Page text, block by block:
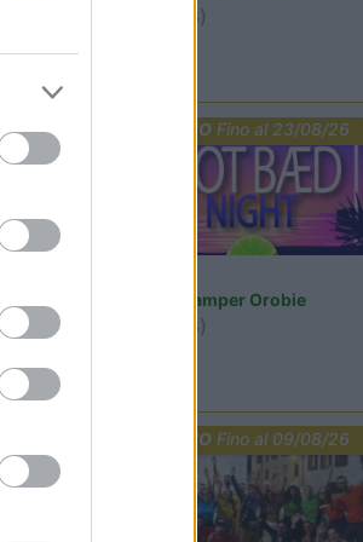
(BG)
PROMO Fino al 23/08/26
Area Sosta Camper Orobie
(BG)
PROMO Fino al 09/08/26